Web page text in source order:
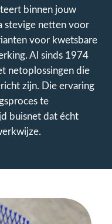
binnen jouw
stevige netten voor
voor kwetsbare
Al sinds 1974
netoplossingen die
zijn. Die ervaring
te
buisnet dat écht